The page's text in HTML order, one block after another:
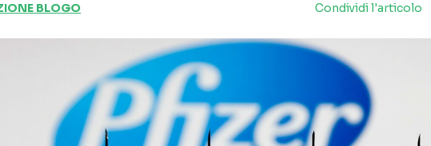
BLOGO Condividi l'articolo